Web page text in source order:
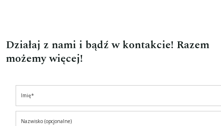
Działaj z nami i bądź w kontakcie! Razem
możemy więcej!